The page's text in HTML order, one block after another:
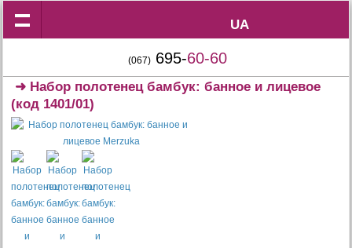
UA
UA
(067) 695-60-60
➜ Набор полотенец бамбук: банное и лицевое
(код 1401/01)